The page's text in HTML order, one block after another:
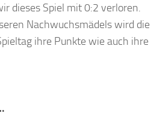
dieses Spiel mit 0:2 verloren.
Nachwuchsmädels wird die
ihre Punkte wie auch ihre